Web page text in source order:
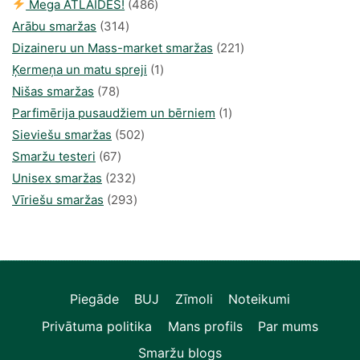
Mega ATLAIDES! 486486
Arābu smaržas 314314
produkti
Dizaineru un Mass-market smaržas 221221
Ķermeņa un matu spreji 11
Nišas smaržas 7878
produkts
Parfimērija pusaudžiem un bērniem 11
Sieviešu smaržas 502502
Smaržu testeri 6767
produkts
Unisex smaržas 232232
produkts
Vīriešu smaržas 293293
Piegāde BUJ Zīmoli
Noteikumi
Privātuma politika
Mans profils
Par mums
Smaržu blogs